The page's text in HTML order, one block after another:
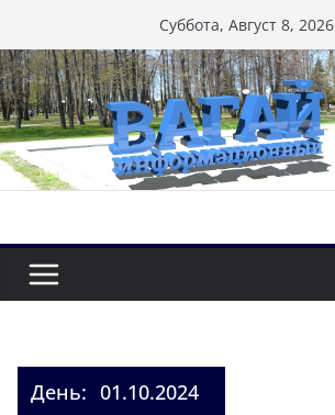
к
содержимому
Суббота, Август 8, 2026
День: 01.10.2024